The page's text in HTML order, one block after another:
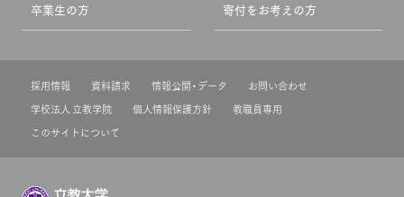
卒業生の方 寄付をお考えの方
採用情報 資料請求 情報公開・データ
お問い合わせ
学校法人 立教学院
個人情報保護方針
教職員専用
このサイトについて